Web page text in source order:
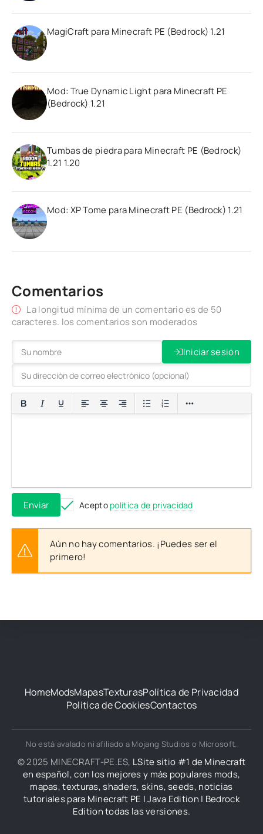
MagiCraft para Minecraft PE (Bedrock) 1.21
Mod: True Dynamic Light para Minecraft PE
(Bedrock) 1.21
Tumbas de piedra para Minecraft PE (Bedrock)
1.21 1.20
Mod: XP Tome para Minecraft PE (Bedrock) 1.21
Comentarios
La longitud mínima de un comentario es de 50
caracteres. los comentarios son moderados
Iniciar sesión
Enviar Acepto política de privacidad
Aún no hay comentarios. ¡Puedes ser el
primero!
HomeModsMapasTexturasPolítica de Privacidad
Política de CookiesContactos
No está avalado ni afiliado a Mojang Studios o Microsoft.
© 2025 MINECRAFT-PE.ES, LSite sitio #1 de Minecraft
en español, con los mejores y más populares mods,
mapas, texturas, shaders, skins, seeds, noticias
tutoriales para Minecraft PE | Java Edition | Bedrock
Edition todas las versiones.